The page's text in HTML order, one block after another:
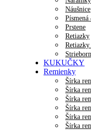
Náušnice
Prstene
Retiazky
KUKUČKY
Remienky
Šírka
Šírka
Šírka
Šírka
Šírka
Šírka